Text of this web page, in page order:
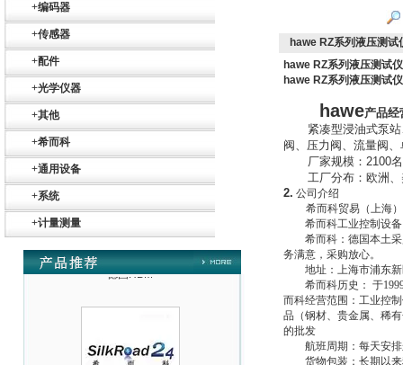
+编码器
+传感器
+配件
+光学仪器
+其他
+希而科
+通用设备
+系统
+计量测量
SR+KH-AFB AF24-
德国HBM
hawe RZ系列液压测试
hawe RZ系列液压测试
hawe RZ系列液压测试
hawe产品经
紧凑型浸油式泵
阀、压力阀、流量阀
厂家规模： 2100
工厂分布：欧洲
2. 公司介绍
希而科贸易（上海
希而科工业控制设
希而科：德国本土
务满意，采购放心。
地址：上海市浦东
希而科历史： 于
而科经营范围：工业控
品（钢材、贵金属、稀
的批发
航班周期：每天安
货物包装：长期以